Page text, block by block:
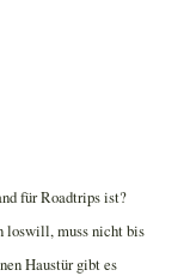
für Roadtrips ist?
loswill, muss nicht bis
Haustür gibt es